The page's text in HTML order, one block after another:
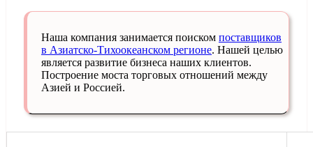
Наша компания занимается поиском поставщиков
в Азиатско-Тихоокеанском регионе. Нашей целью
является развитие бизнеса наших клиентов.
Построение моста торговых отношений между
Азией и Россией.